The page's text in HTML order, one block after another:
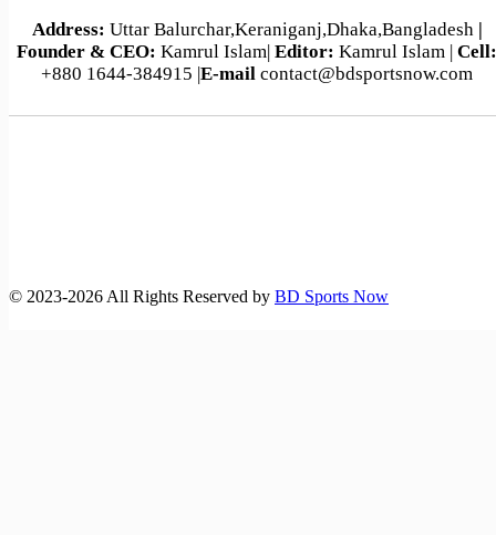
Address: Uttar Balurchar,Keraniganj,Dhaka,Bangladesh |
Founder & CEO: Kamrul Islam| Editor: Kamrul Islam | Cell:
+880 1644-384915 |E-mail contact@bdsportsnow.com
©️ 2023-2026 All Rights Reserved by BD Sports Now